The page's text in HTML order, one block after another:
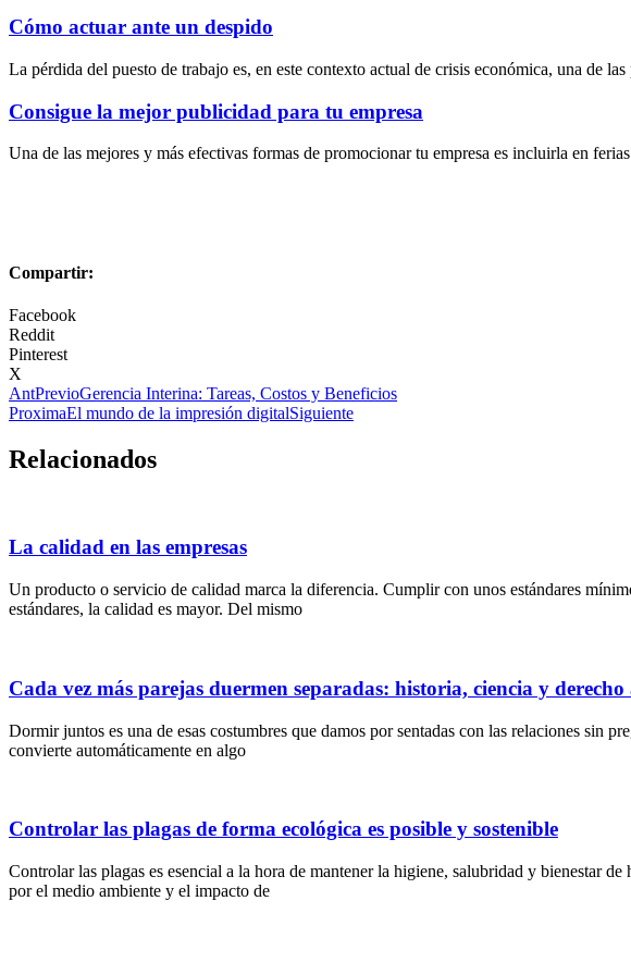
Cómo actuar ante un despido
La pérdida del puesto de trabajo es, en este contexto actual de crisis económica, una de
Consigue la mejor publicidad para tu empresa
Una de las mejores y más efectivas formas de promocionar tu empresa es incluirla en
Compartir:
Facebook
Reddit
Pinterest
X
AntPrevioGerencia Interina: Tareas, Costos y Beneficios
ProximaEl mundo de la impresión digitalSiguiente
Relacionados
La calidad en las empresas
Un producto o servicio de calidad marca la diferencia. Cumplir con unos estándares
estándares, la calidad es mayor. Del mismo
Cada vez más parejas duermen separadas: historia, ciencia y derecho
Dormir juntos es una de esas costumbres que damos por sentadas con las relaciones sin
convierte automáticamente en algo
Controlar las plagas de forma ecológica es posible y sostenible
Controlar las plagas es esencial a la hora de mantener la higiene, salubridad y bienestar
por el medio ambiente y el impacto de